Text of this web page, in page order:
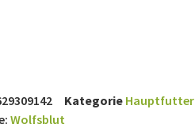
Kategorie Hauptfutter
Wolfsblut